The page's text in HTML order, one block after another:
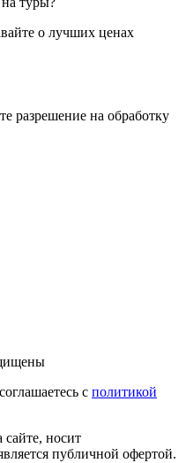
о лучших ценах
разрешение на обработку
с политикой
носит
публичной офертой.